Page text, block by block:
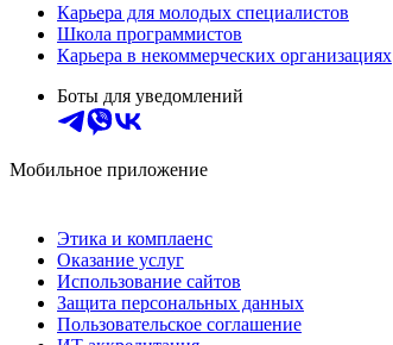
Карьера для молодых специалистов
Школа программистов
Карьера в некоммерческих организациях
Боты для уведомлений
Мобильное приложение
Этика и комплаенс
Оказание услуг
Использование сайтов
Защита персональных данных
Пользовательское соглашение